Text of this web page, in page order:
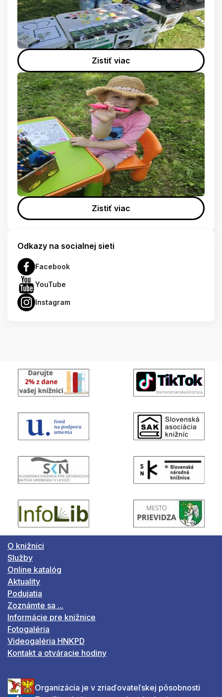
Zistiť viac
Zistiť viac
Odkazy na socialnej sieti
Facebook
YouTube
Instagram
O knižnici
Služby
Online katalóg
Aktuality
Podujatia
Zoznámte sa ...
Informácie pre knižnice
Fotogaléria
Videogaléria HNKPD
Kontakt a otváracie hodiny
Organizácia je v zriaďovateľskej pôsobnosti